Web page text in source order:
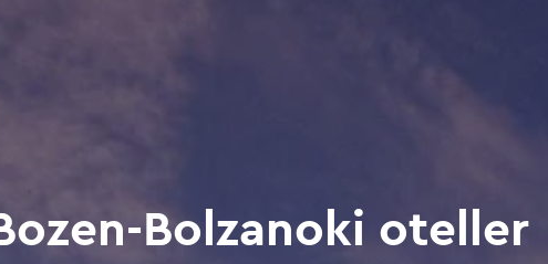
Bolzanoki oteller